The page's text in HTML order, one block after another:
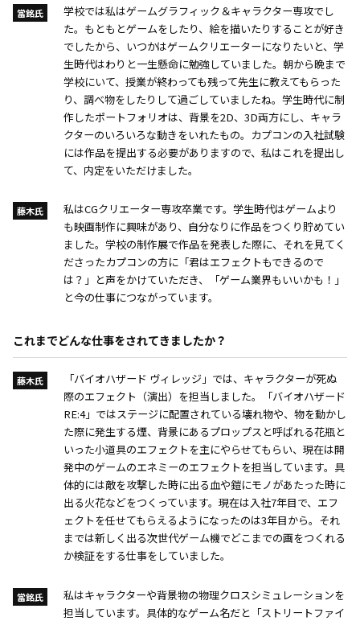
當銘氏
学校では私はゲームグラフィック＆キャラクター専攻でし
た。もともとゲームをしたり、絵を描いたりすることが好き
でしたから、いつかはゲームクリエーターになりたいと、学
生時代はわりと一生懸命に勉強していました。朝から晩まで
学校にいて、授業が終わっても残って先生に教えてもらった
り、調べ物をしたりして過ごしていましたね。学生時代に制
作したポートフォリオは、背景を2D、3D両方にし、キャラ
クターのいろいろな動きをいれたもの。カプコンの入社試験
には作品を提出する必要がありますので、私はこれを提出し
て、内定をいただけました。
藤木氏
私はCGクリエーター専攻卒業です。学生時代はゲームより
も映画制作に興味があり、自分なりに作品をつくり貯めてい
ました。学校の制作展で作品を発表した際に、それを見てく
ださったカプコンの方に「君はエフェクトもできるので
は？」と声をかけていただき、「ゲーム業界もいいかも！」
と今の仕事につながっています。
これまでどんな仕事をされてきましたか？
藤木氏
「バイオハザード ヴィレッジ」では、キャラクターが死ぬ
際のエフェクト（演出）を担当しました。「バイオハザード
RE:4」ではステージに配置されている壊れ物や、物を動かし
た際に発生する煙、背景にあるプロップスと呼ばれる花瓶と
いった小道具のエフェクトを主にやらせてもらい、現在は開
発中のゲームのエネミーのエフェクトを担当しています。具
体的には敵を攻撃した時に出る血や鎧にモノがあたった時に
出る火花などをつくっています。現在は入社7年目で、エフ
ェクトを任せてもらえるようになったのは3年目から。それ
までは新しく出る次世代ゲーム機でどこまでの画をつくれる
か検証をする仕事をしていました。
當銘氏
私はキャラクターや背景物の物理クロスシミュレーションを
担当しています。具体的なゲーム名だと「ストリートファイ